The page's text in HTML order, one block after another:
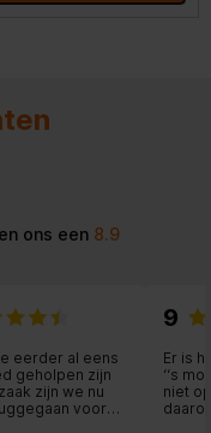
ons een8.9
eerder al eens
geholpen zijn
zijn we nu
voor
9
Er is
‘‘s
niet